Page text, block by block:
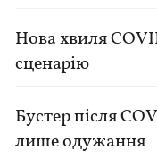
Нова хвиля
сценарію
Бустер після
лише одужання